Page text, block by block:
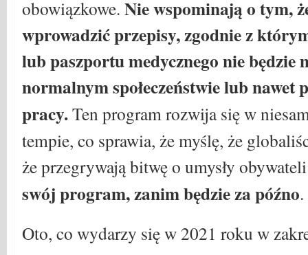
obowiązkowe. Nie wspominają o tym,
wprowadzić przepisy, zgodnie z
lub paszportu medycznego nie będzie
normalnym społeczeństwie lub nawet
pracy.Ten program rozwija się w
tempie, co sprawia, że ​​myślę, że
że przegrywają bitwę o umysły
swój program, zanim będzie za późno.
Oto, co wydarzy się w 2021 roku w